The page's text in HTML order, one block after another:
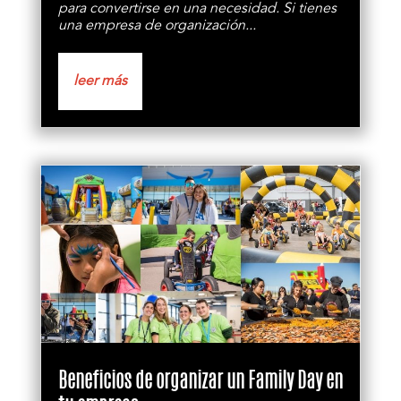
para convertirse en una necesidad. Si tienes
una empresa de organización...
leer más
Beneficios de organizar un Family Day en